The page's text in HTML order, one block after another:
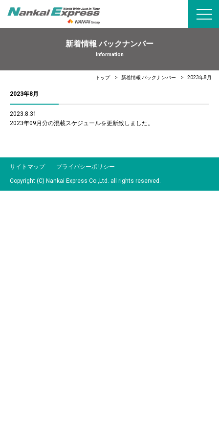
新着情報 バックナンバー
Information
トップ 新着情報 バックナンバー 2023年8月
2023年8月
2023.8.31
2023年09月分の混載スケジュールを更新致しました。
サイトマップ プライバシーポリシー
Copyright (C) Nankai Express Co.,Ltd. all rights reserved.